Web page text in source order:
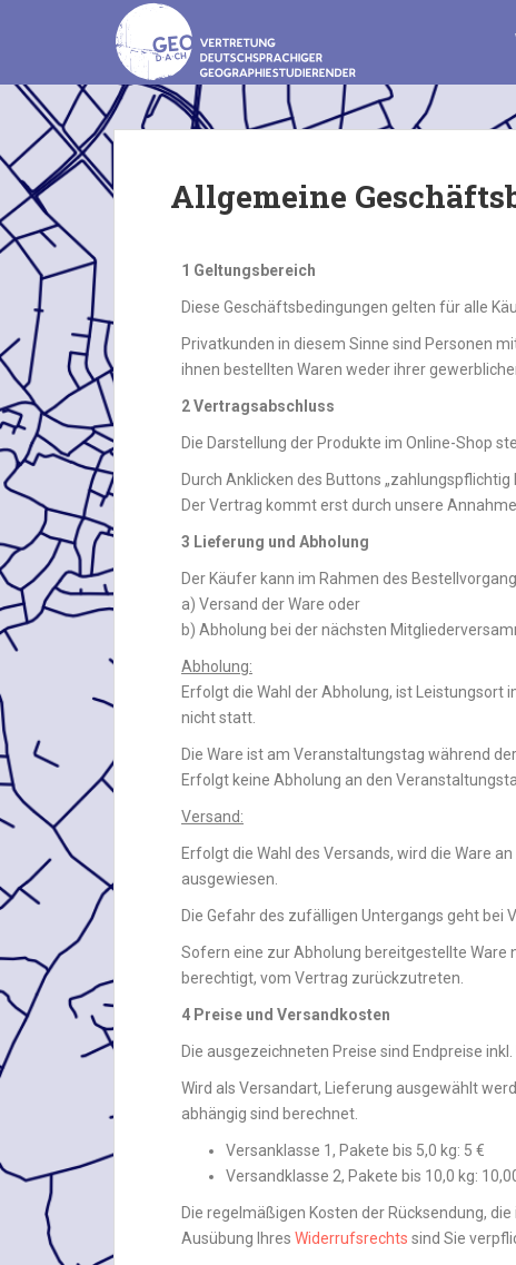
p
m
i
n
e
t
Allgemeine
1 Geltungsbereich
Diese Geschäftsbedingungen gelten für alle
Privatkunden in diesem Sinne sind Personen
ihnen bestellten Waren weder ihrer
2Vertragsabschluss
Die Darstellung der Produkte im Online-Shop
Durch Anklicken des Buttons
Der Vertrag kommt erst durch unsere
3 Lieferung und Abholung
Der Käufer kann im Rahmen des
a) Versand der Ware oder
b) Abholung bei der nächsten
Abholung:
Erfolgt die Wahl der Abholung, ist Leistungsort
nicht statt.
Die Ware ist am Veranstaltungstag während
Erfolgt keine Abholung an den
Versand:
Erfolgt die Wahl des Versands, wird die Ware
ausgewiesen.
Die Gefahr des zufälligen Untergangs geht bei
Sofern eine zur Abholung bereitgestellte Ware
berechtigt, vom Vertrag zurückzutreten.
4 Preise und Versandkosten
Die ausgezeichneten Preise sind Endpreise
Wird als Versandart, Lieferung ausgewählt
abhängig sind berechnet.
Versanklasse 1, Pakete bis 5,0 kg: 5 €
Versandklasse 2, Pakete bis 10,0 kg:
Die regelmäßigen Kosten der Rücksendung,
Ausübung Ihres Widerrufsrechts sind Sie